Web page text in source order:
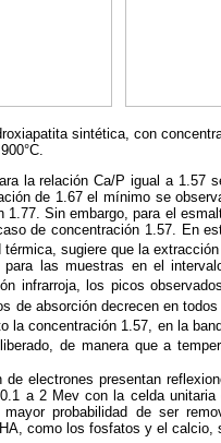
sintética, con
la relación Ca/P igual a 1.57
de 1.67 el mínimo se
Sin embargo, para el
de concentración 1.57. En
sugiere que la
las muestras en el
infrarroja, los picos
de absorción decrecen en
la concentración 1.57, en la
de manera que a
de electrones presentan
a 2 Mev con la celda
probabilidad de ser
como los fosfatos y el